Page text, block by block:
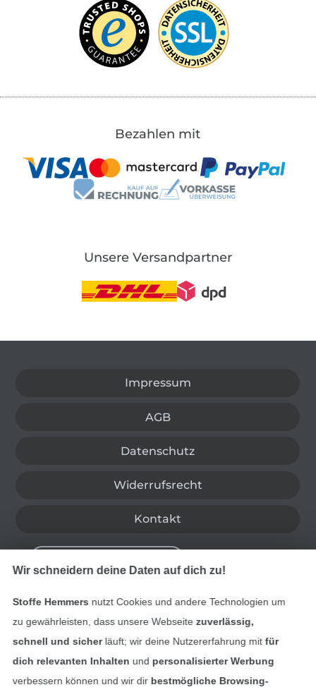
Bezahlen mit
Unsere Versandpartner
Impressum
AGB
Datenschutz
Widerrufsrecht
Kontakt
Finde mehr Inspiration
Wir schneidern deine Daten auf dich zu!
Stoffe Hemmers nutzt Cookies und andere Technologien um
zu gewährleisten, dass unsere Webseite zuverlässig,
schnell und sicherläuft; wir deine Nutzererfahrung mitfür
dich relevanten Inhalten und personalisierter Werbung
verbessern können und wir dir bestmögliche Browsing-